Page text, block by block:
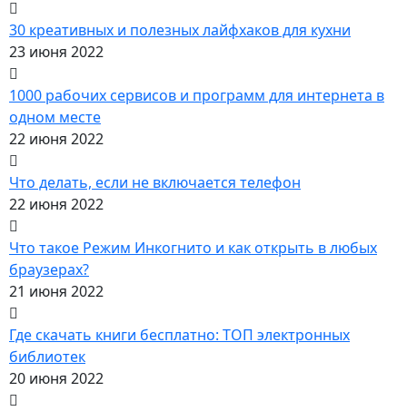
30 креативных и полезных лайфхаков для кухни
23 июня 2022
1000 рабочих сервисов и программ для интернета в
одном месте
22 июня 2022
Что делать, если не включается телефон
22 июня 2022
Что такое Режим Инкогнито и как открыть в любых
браузерах?
21 июня 2022
Где скачать книги бесплатно: ТОП электронных
библиотек
20 июня 2022